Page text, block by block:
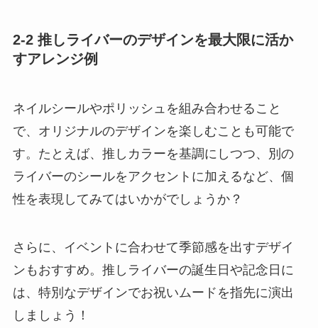
2-2 推しライバーのデザインを最大限に活か
すアレンジ例
ネイルシールやポリッシュを組み合わせること
で、オリジナルのデザインを楽しむことも可能で
す。たとえば、推しカラーを基調にしつつ、別の
ライバーのシールをアクセントに加えるなど、個
性を表現してみてはいかがでしょうか？
さらに、イベントに合わせて季節感を出すデザイ
ンもおすすめ。推しライバーの誕生日や記念日に
は、特別なデザインでお祝いムードを指先に演出
しましょう！